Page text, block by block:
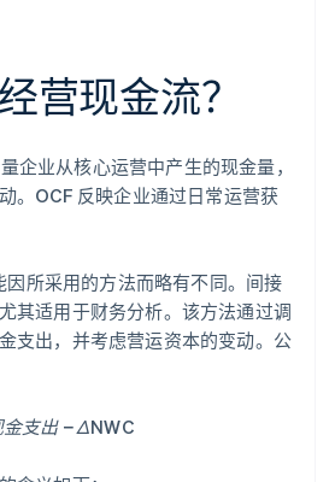
营现金流？
企业从核心运营中产生的现金量，
。OCF 反映企业通过日常运营获
因所采用的方法而略有不同。间接
其适用于财务分析。该方法通过调
支出，并考虑营运资本的变动。公
支出 − ΔNWC